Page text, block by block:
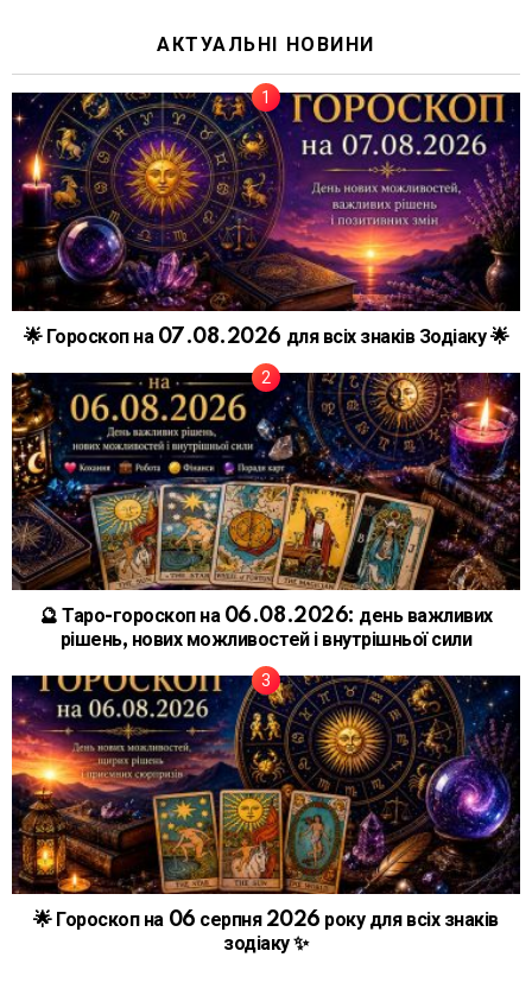
АКТУАЛЬНІ НОВИНИ
🌟 Гороскоп на 07.08.2026 для всіх знаків Зодіаку 🌟
🔮 Таро-гороскоп на 06.08.2026: день важливих
рішень, нових можливостей і внутрішньої сили
🌟 Гороскоп на 06 серпня 2026 року для всіх знаків
зодіаку ✨